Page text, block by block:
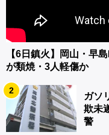
【6日鎮火】岡山・早
が類焼・3人軽傷か
2
ガソ
欺未
警